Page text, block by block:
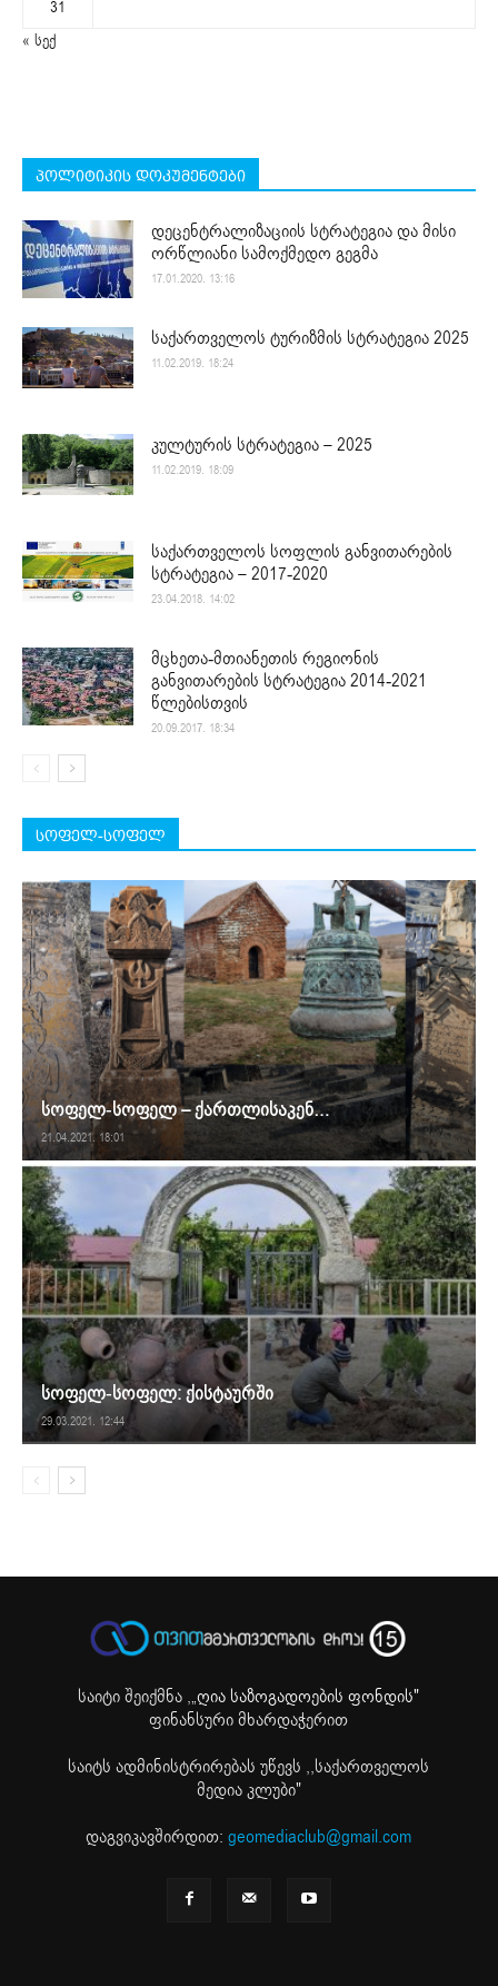
31
« სექ
პოლიტიკის დოკუმენტები
დეცენტრალიზაციის სტრატეგია და მისი
ორწლიანი სამოქმედო გეგმა
17.01.2020. 13:16
საქართველოს ტურიზმის სტრატეგია 2025
11.02.2019. 18:24
კულტურის სტრატეგია – 2025
11.02.2019. 18:09
საქართველოს სოფლის განვითარების
სტრატეგია – 2017-2020
23.04.2018. 14:02
მცხეთა-მთიანეთის რეგიონის
განვითარების სტრატეგია 2014-2021
წლებისთვის
20.09.2017. 18:34
სოფელ-სოფელ
სოფელ-სოფელ – ქართლისაკენ…
21.04.2021. 18:01
სოფელ-სოფელ: ქისტაურში
29.03.2021. 12:44
საიტი შეიქმნა ,„ღია საზოგადოების ფონდის"
ფინანსური მხარდაჭერით
საიტს ადმინისტრირებას უწევს ,,საქართველოს
მედია კლუბი"
დაგვიკავშირდით:geomediaclub@gmail.com